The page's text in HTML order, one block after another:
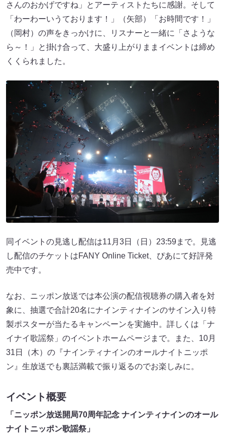
さんのおかげですね」とアーティストたちに感謝。そして
「わーわーいうております！」（矢部）「お時間です！」
（岡村）の声をきっかけに、リスナーと一緒に「さような
ら～！」と掛け合って、大盛り上がりままイベントは締め
くくられました。
同イベントの見逃し配信は11月3日（日）23:59まで。見逃
し配信のチケットはFANY Online Ticket、ぴあにて好評発
売中です。
なお、ニッポン放送では本公演の配信視聴券の購入者を対
象に、抽選で合計20名にナインティナインのサイン入り特
製ポスターが当たるキャンペーンを実施中。詳しくは「ナ
イナイ歌謡祭」のイベントホームページまで。また、10月
31日（木）の『ナインティナインのオールナイトニッポ
ン』生放送でも裏話満載で振り返るのでお楽しみに。
イベント概要
「ニッポン放送開局70周年記念 ナインティナインのオール
ナイトニッポン歌謡祭」